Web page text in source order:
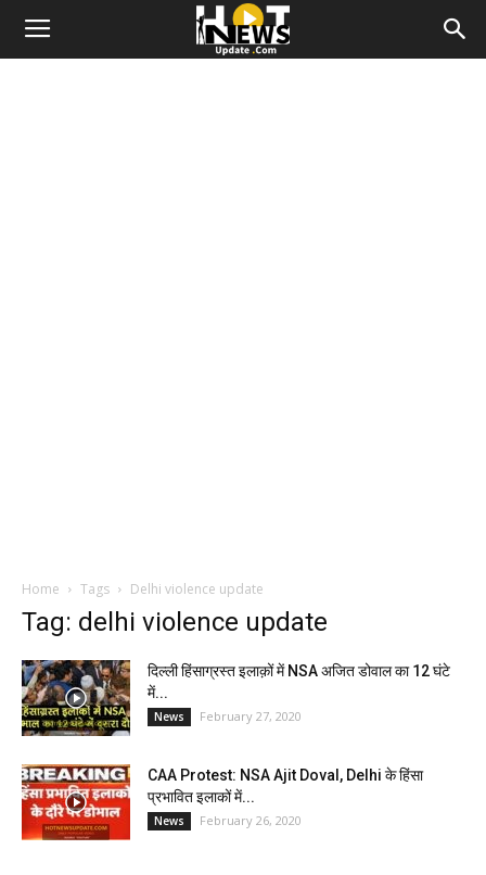
Home Tags Delhi violence update
Tag: delhi violence update
दिल्ली हिंसाग्रस्त इलाक़ों में NSA अजित डोवाल का 12 घंटे
में...
News February 27, 2020
CAA Protest: NSA Ajit Doval, Delhi के हिंसा
प्रभावित इलाकों में...
News February 26, 2020